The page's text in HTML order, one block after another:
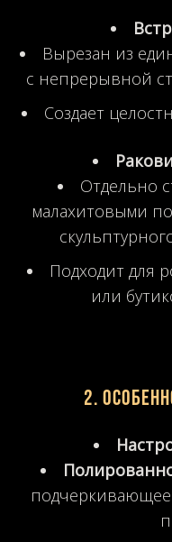
Вырезан из
с непрерывной
Создает
Отдельно
малахитовыми
Подходит для
или
2.